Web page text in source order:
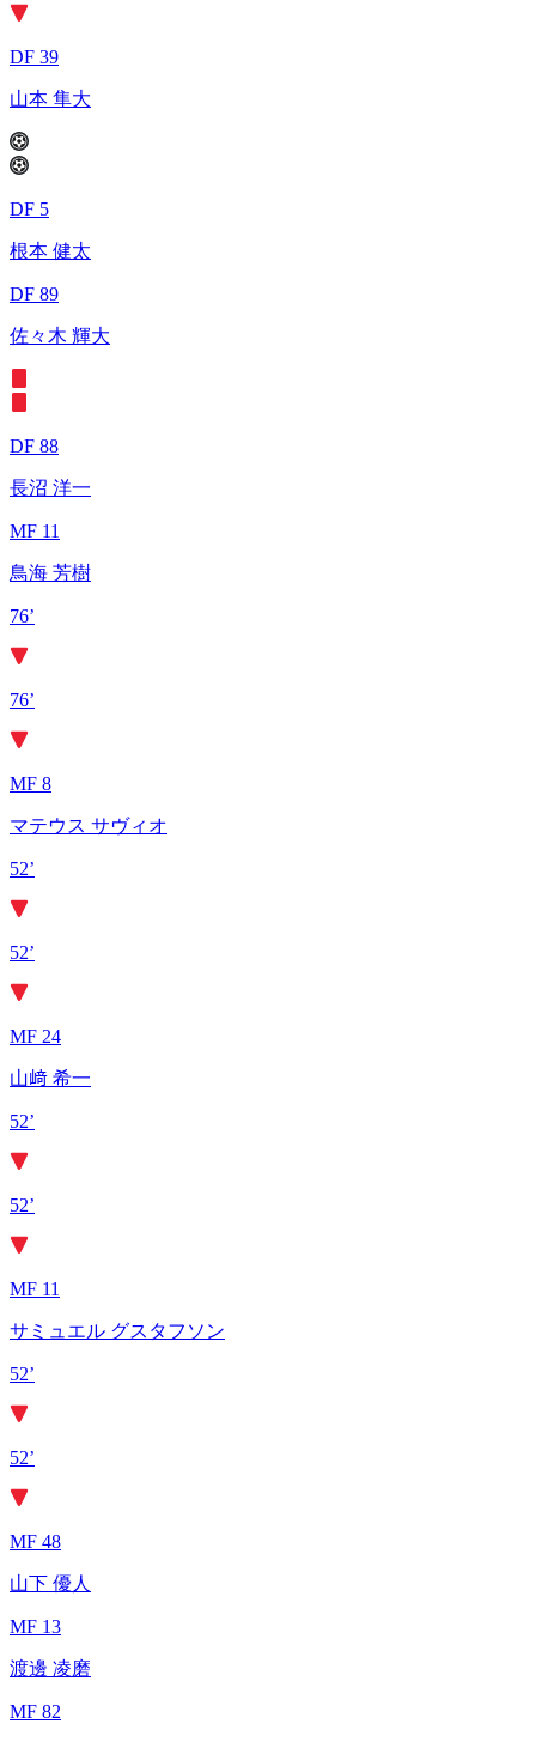
DF 39
山本 隼大
DF 5
根本 健太
DF 89
佐々木 輝大
DF 88
長沼 洋一
MF 11
鳥海 芳樹
76’
76’
MF 8
マテウス サヴィオ
52’
52’
MF 24
山﨑 希一
52’
52’
MF 11
サミュエル グスタフソン
52’
52’
MF 48
山下 優人
MF 13
渡邊 凌磨
MF 82